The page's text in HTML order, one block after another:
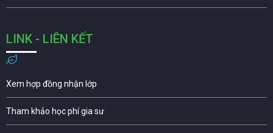
LINK - LIÊN KẾT
Xem hợp đồng nhận lớp
Tham khảo học phí gia sư